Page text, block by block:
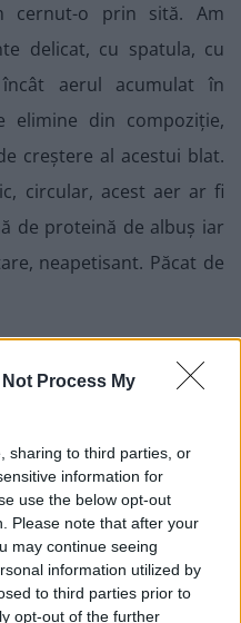
Not Process My
sharing to third parties, or
information for
use the below opt-out
Please note that after your
may continue seeing
information utilized by
to third parties prior to
opt-out of the further
cernut-o prin sită. Am
delicat, cu spatula, cu
aerul acumulat în
elimine din compoziție,
creștere al acestui blat.
circular, acest aer ar fi
de proteină de albuș iar
neapetisant. Păcat de
am turnat compoziția în
deja încins la 180ºC.
la o înălțime medie și
timp de 15 minute.
toate la fel, așa că vă
cât e nevoie pentru ca